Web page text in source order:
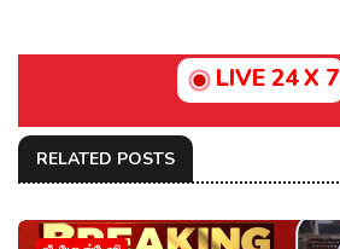
LIVE 24 X 7
RELATED POSTS